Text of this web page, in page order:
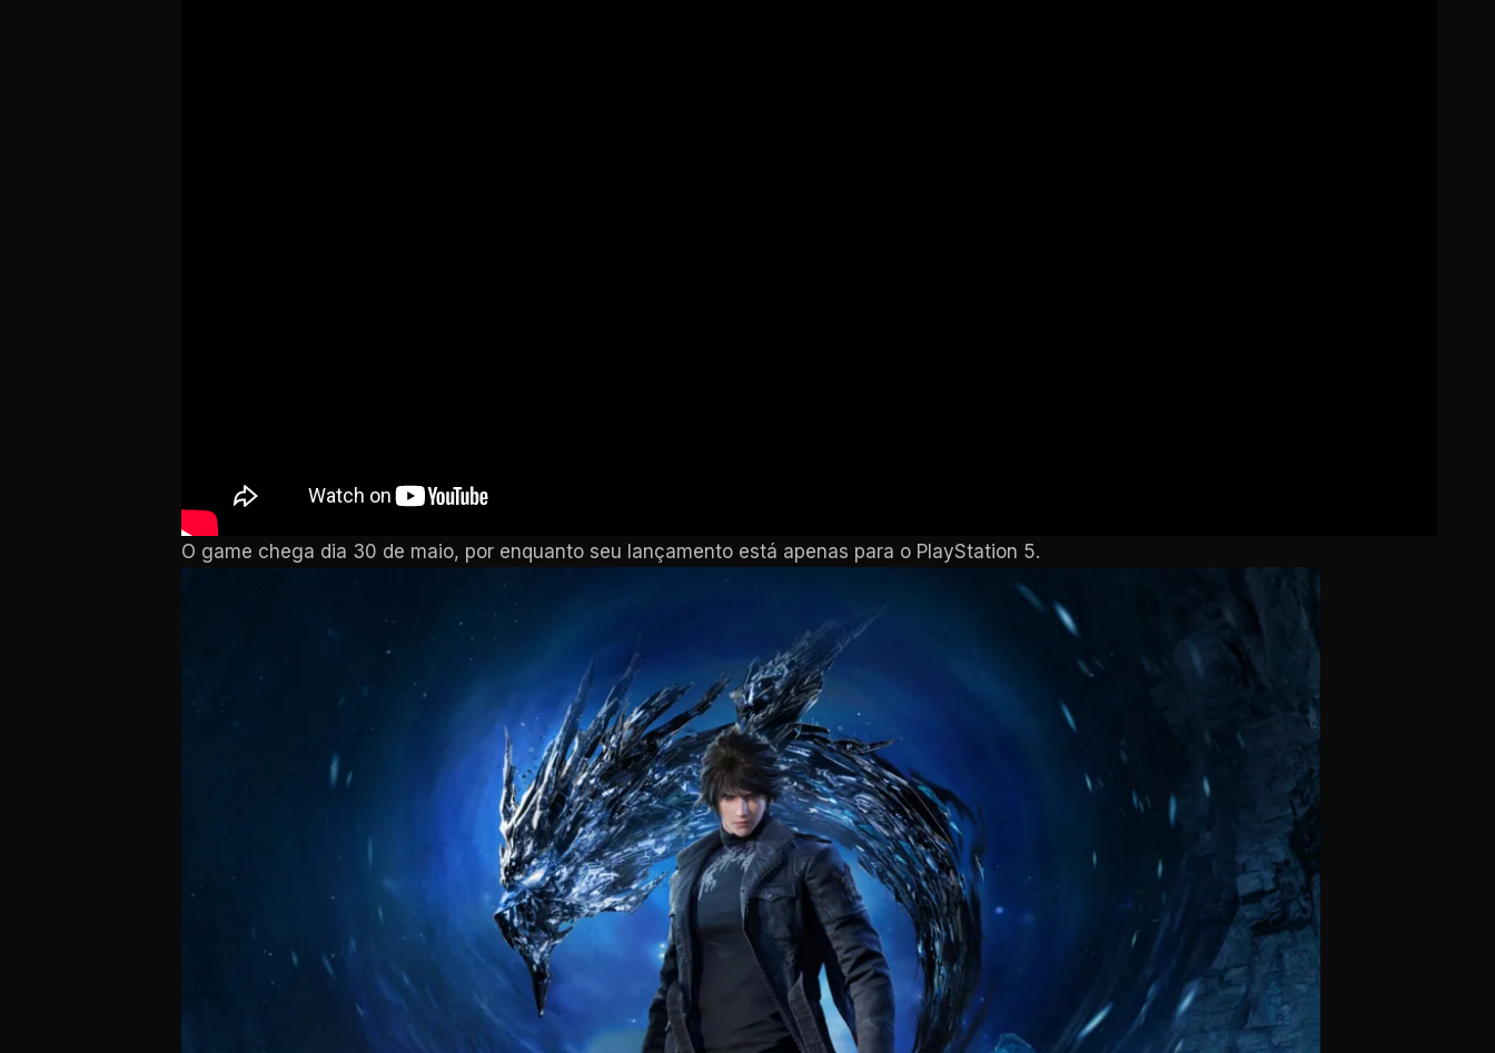
O game chega dia 30 de maio, por enquanto seu lançamento está apenas para o PlayStation 5.